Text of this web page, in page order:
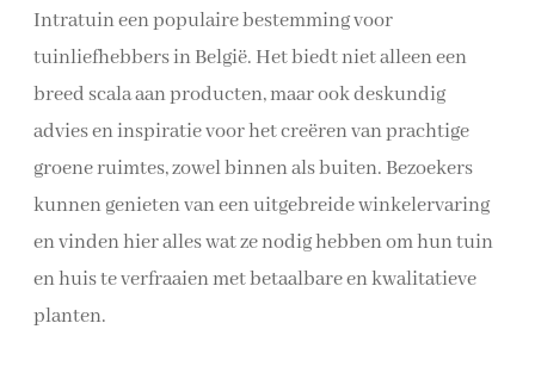
Intratuin een populaire bestemming voor
tuinliefhebbers in België. Het biedt niet alleen een
breed scala aan producten, maar ook deskundig
advies en inspiratie voor het creëren van prachtige
groene ruimtes, zowel binnen als buiten. Bezoekers
kunnen genieten van een uitgebreide winkelervaring
en vinden hier alles wat ze nodig hebben om hun tuin
en huis te verfraaien met betaalbare en kwalitatieve
planten.